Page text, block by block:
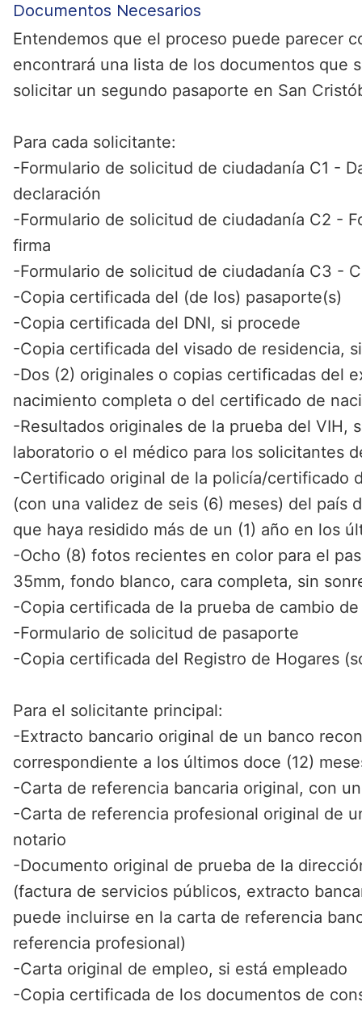
Documentos Necesarios
Entendemos que el proceso puede parecer
encontrará una lista de los documentos que
solicitar un segundo pasaporte en San
Para cada solicitante:
-Formulario de solicitud de ciudadanía C1 -
declaración
-Formulario de solicitud de ciudadanía C2 -
firma
-Formulario de solicitud de ciudadanía C3 -
-Copia certificada del (de los) pasaporte(s)
-Copia certificada del DNI, si procede
-Copia certificada del visado de residencia,
-Dos (2) originales o copias certificadas del
nacimiento completa o del certificado de
-Resultados originales de la prueba del VIH,
laboratorio o el médico para los solicitantes
-Certificado original de la policía/certificado
(con una validez de seis (6) meses) del país
que haya residido más de un (1) año en los
-Ocho (8) fotos recientes en color para el
35mm, fondo blanco, cara completa, sin
-Copia certificada de la prueba de cambio
-Formulario de solicitud de pasaporte
-Copia certificada del Registro de Hogares
Para el solicitante principal:
-Extracto bancario original de un banco
correspondiente a los últimos doce (12)
-Carta de referencia bancaria original, con
-Carta de referencia profesional original de
notario
-Documento original de prueba de la
(factura de servicios públicos, extracto
puede incluirse en la carta de referencia
referencia profesional)
-Carta original de empleo, si está empleado
-Copia certificada de los documentos de